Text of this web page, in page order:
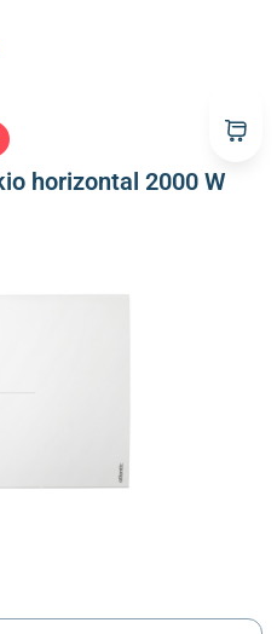
horizontal 2000 W